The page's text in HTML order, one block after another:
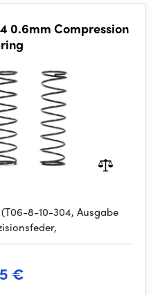
0.6mm Compression
8-10-304, Ausgabe
€